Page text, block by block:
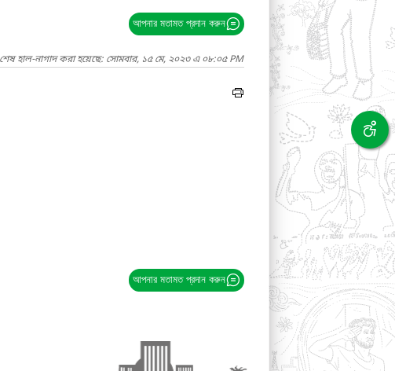
আপনার মতামত প্রদান করুন
হাল-নাগাদ করা হয়েছে: সোমবার, ১৫ মে, ২০২৩ এ ০৮:০৫ PM
আপনার মতামত প্রদান করুন